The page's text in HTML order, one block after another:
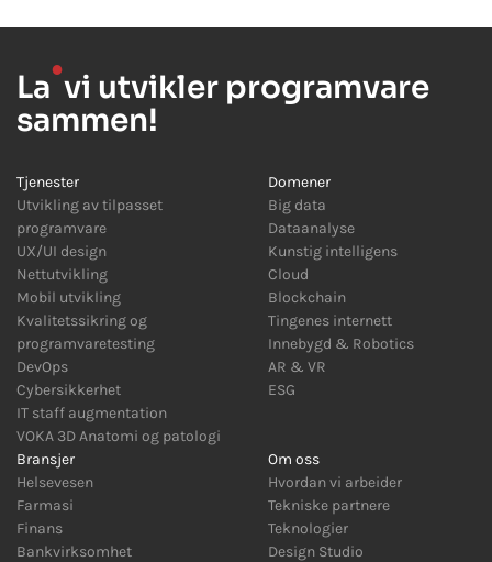
La●vi utvikler programvare
sammen!
Tjenester
Utvikling av tilpasset
programvare
UX/UI design
Nettutvikling
Mobil utvikling
Kvalitetssikring og
programvaretesting
DevOps
Cybersikkerhet
IT staff augmentation
VOKA 3D Anatomi og patologi
Domener
Big data
Dataanalyse
Kunstig intelligens
Cloud
Blockchain
Tingenes internett
Innebygd & Robotics
AR & VR
ESG
Bransjer
Helsevesen
Farmasi
Finans
Bankvirksomhet
Om oss
Hvordan vi arbeider
Tekniske partnere
Teknologier
Design Studio